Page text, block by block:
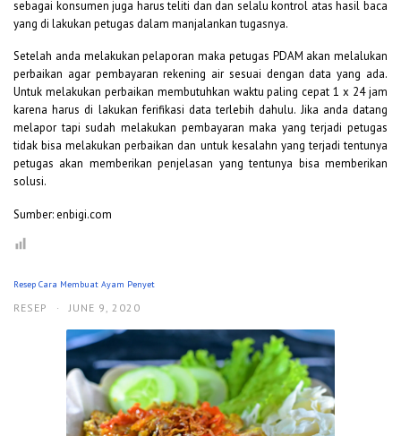
sebagai konsumen juga harus teliti dan dan selalu kontrol atas hasil baca
yang di lakukan petugas dalam manjalankan tugasnya.
Setelah anda melakukan pelaporan maka petugas PDAM akan melalukan
perbaikan agar pembayaran rekening air sesuai dengan data yang ada.
Untuk melakukan perbaikan membutuhkan waktu paling cepat 1 x 24 jam
karena harus di lakukan ferifikasi data terlebih dahulu. Jika anda datang
melapor tapi sudah melakukan pembayaran maka yang terjadi petugas
tidak bisa melakukan perbaikan dan untuk kesalahn yang terjadi tentunya
petugas akan memberikan penjelasan yang tentunya bisa memberikan
solusi.
Sumber: enbigi.com
Resep Cara Membuat Ayam Penyet
RESEP · JUNE 9, 2020